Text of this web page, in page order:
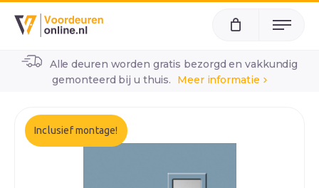
Alle deuren worden gratis bezorgd en vakkundig
gemonteerd bij u thuis.
Meer informatie
Menu
alle voordeuren wk3001
Inclusief montage!